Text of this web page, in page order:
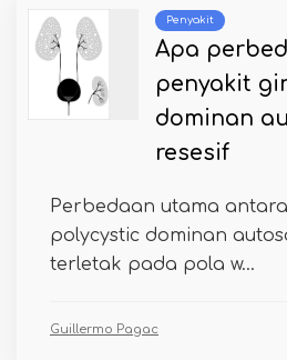
Penyakit
Apa
penyakit
dominan
resesif
Perbedaan utama
polycystic dominan
terletak pada pola w...
Guillermo Pagac